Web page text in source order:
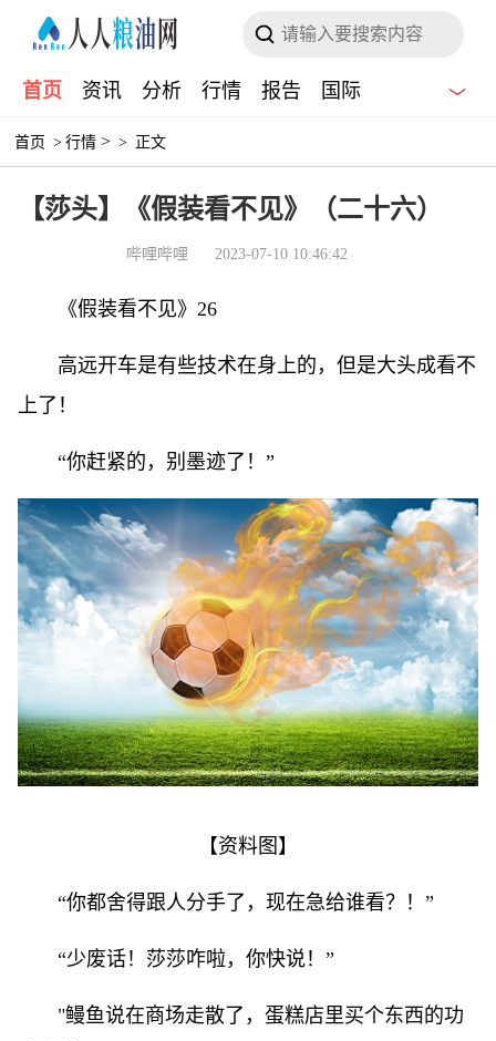
首页 资讯 分析 行情 报告 国际
首页 > 行情 > > 正文
【莎头】《假装看不见》（二十六）
哔哩哔哩 2023-07-10 10:46:42
《假装看不见》26
高远开车是有些技术在身上的，但是大头成看不
上了！
“你赶紧的，别墨迹了！”
【资料图】
“你都舍得跟人分手了，现在急给谁看？！”
“少废话！莎莎咋啦，你快说！”
"鳗鱼说在商场走散了，蛋糕店里买个东西的功